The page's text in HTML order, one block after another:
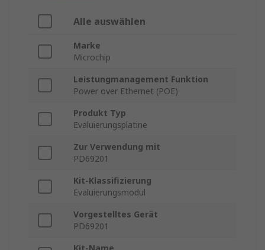
Alle auswählen
Marke
Microchip
Leistungmanagement Funktion
Power over Ethernet (POE)
Produkt Typ
Evaluierungsplatine
Zur Verwendung mit
PD69201
Kit-Klassifizierung
Evaluierungsmodul
Vorgestelltes Gerät
PD69201